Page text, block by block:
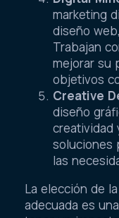
marketing
diseño
Trabajan
mejorar su
objetivos
Creative
diseño
creatividad
soluciones
las
La elección de
adecuada es